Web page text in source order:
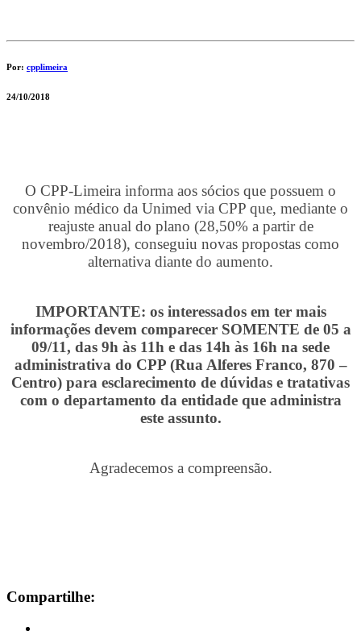
Por: cpplimeira
24/10/2018
O CPP-Limeira informa aos sócios que possuem o
convênio médico da Unimed via CPP que, mediante o
reajuste anual do plano (28,50% a partir de
novembro/2018), conseguiu novas propostas como
alternativa diante do aumento.
IMPORTANTE: os interessados em ter mais
informações devem comparecer SOMENTE de 05 a
09/11, das 9h às 11h e das 14h às 16h na sede
administrativa do CPP (Rua Alferes Franco, 870 –
Centro) para esclarecimento de dúvidas e tratativas
com o departamento da entidade que administra
este assunto.
Agradecemos a compreensão.
Compartilhe: